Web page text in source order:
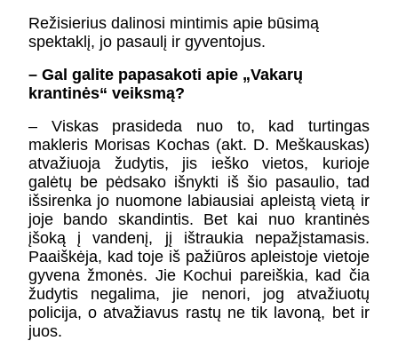
Režisierius dalinosi mintimis apie būsimą
spektaklį, jo pasaulį ir gyventojus.
– Gal galite papasakoti apie „Vakarų
krantinės“ veiksmą?
– Viskas prasideda nuo to, kad turtingas
makleris Morisas Kochas (akt. D. Meškauskas)
atvažiuoja žudytis, jis ieško vietos, kurioje
galėtų be pėdsako išnykti iš šio pasaulio, tad
išsirenka jo nuomone labiausiai apleistą vietą ir
joje bando skandintis. Bet kai nuo krantinės
įšoką į vandenį, jį ištraukia nepažįstamasis.
Paaiškėja, kad toje iš pažiūros apleistoje vietoje
gyvena žmonės. Jie Kochui pareiškia, kad čia
žudytis negalima, jie nenori, jog atvažiuotų
policija, o atvažiavus rastų ne tik lavoną, bet ir
juos.